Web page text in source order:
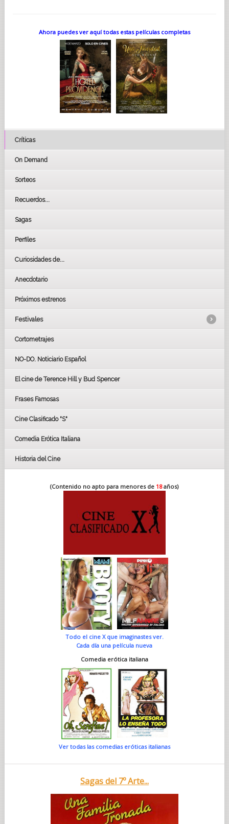
Ahora puedes ver aquí todas estas películas completas
Críticas
On Demand
Sorteos
Recuerdos...
Sagas
Perfiles
Curiosidades de...
Anecdotario
Próximos estrenos
Festivales
LOS OSCARS
GOYAS
BAFTA
Cortometrajes
NO-DO. Noticiario Español
El cine de Terence Hill y Bud Spencer
Frases Famosas
Cine Clasificado "S"
Comedia Erótica Italiana
Historia del Cine
(Contenido no apto para menores de 18años)
Todo el cine X que imaginastes ver.
Cada día una película nueva
Comedia erótica italiana
Ver todas las comedias eróticas italianas
Sagas del 7º Arte...